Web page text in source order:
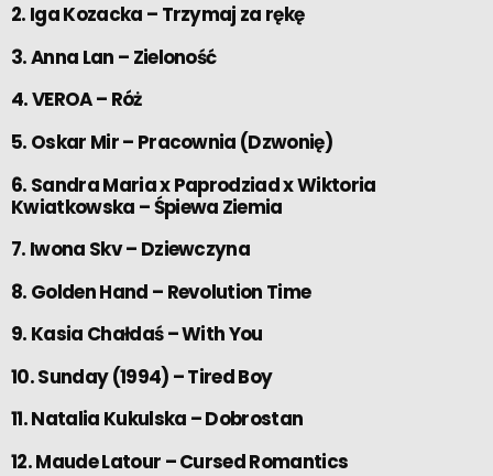
2. Iga Kozacka – Trzymaj za rękę
3. Anna Lan – Zieloność
4. VEROA – Róż
5. Oskar Mir – Pracownia (Dzwonię)
6. Sandra Maria x Paprodziad x Wiktoria
Kwiatkowska – Śpiewa Ziemia
7. Iwona Skv – Dziewczyna
8. Golden Hand – Revolution Time
9. Kasia Chałdaś – With You
10. Sunday (1994) – Tired Boy
11. Natalia Kukulska – Dobrostan
12. Maude Latour – Cursed Romantics